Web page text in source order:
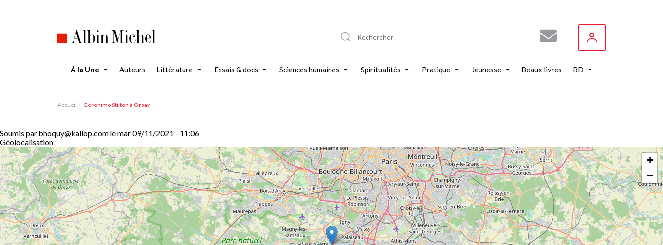
À la Une Auteurs Littérature Essais & docs Sciences humaines Spiritualités Pratique Jeunesse Beaux livres BD
Accueil Geronimo Stilton à Orsay
Soumis par bhoquy@kaliop.com lemar 09/11/2021 - 11:06
Géolocalisation
+
−